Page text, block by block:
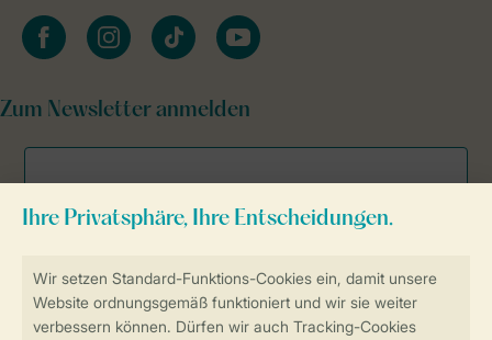
Sicher und schnell zur Online-Buchung
facebookinstagramtiktok youtube
Zum Newsletter anmelden